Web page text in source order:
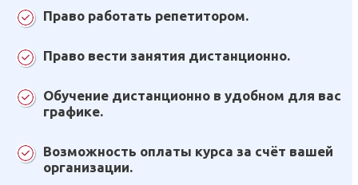
Право работать репетитором.
Право вести занятия дистанционно.
Обучение дистанционно в удобном для вас
графике.
Возможность оплаты курса за счёт вашей
организации.